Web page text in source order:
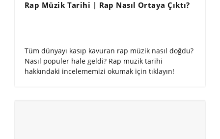
Rap Müzik Tarihi | Rap Nasıl Ortaya Çıktı?
Tüm dünyayı kasıp kavuran rap müzik nasıl doğdu?
Nasıl popüler hale geldi? Rap müzik tarihi
hakkındaki incelememizi okumak için tıklayın!